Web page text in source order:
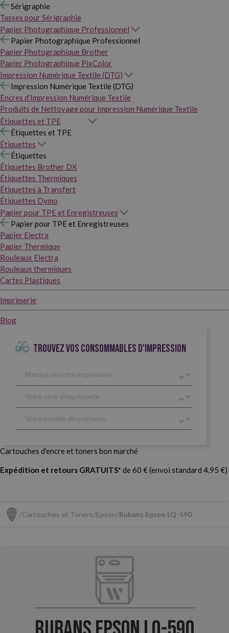
Sérigraphie
Tasses pour Sérigraphie
Papier Photographique Professionnel
Papier Photographique Professionnel
Papier Photographique Brother
Papier Photographique PixColor
Impression Numérique Textile (DTG)
Impression Numérique Textile (DTG)
Encres d’Impression Numérique Textile
Produits de Nettoyage pour Impression Numérique Textile
Étiquettes et TPE
Étiquettes et TPE
Étiquettes
Étiquettes
Étiquettes Brother DK
Étiquettes Thermiques
Étiquettes à Transfert
Étiquettes Dymo
Papier pour TPE et Enregistreuses
Papier pour TPE et Enregistreuses
Papier Electra
Papier Thermique
Rouleaux Electra
Rouleaux thermiques
Cartes Plastiques
Imprimerie
Blog
TROUVEZ VOS CONSOMMABLES D'IMPRESSION
Cartouches d'encre et toners bon marché
Expédition et retours GRATUITS* de 60 € (envoi standard 4,95 €)
Cartouches et Toners Epson Rubans Epson LQ-590